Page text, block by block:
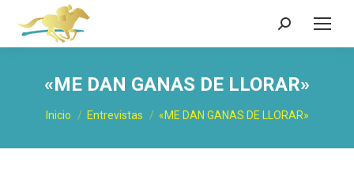
Buscar:
«ME DAN GANAS DE LLORAR»
Estás aquí:
Inicio Entrevistas «ME DAN GANAS DE LLORAR»